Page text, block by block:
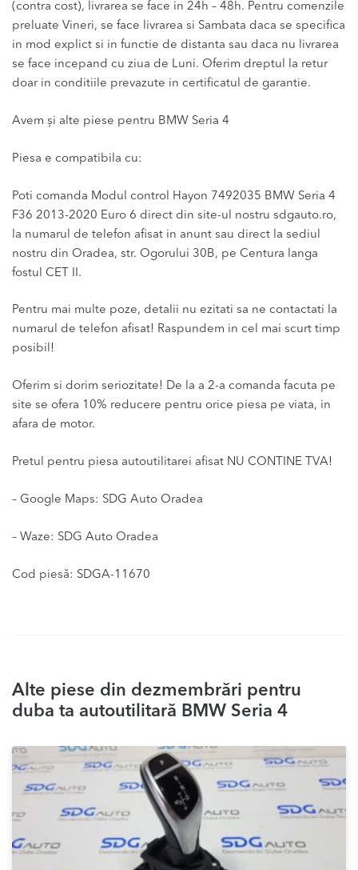
(contra cost), livrarea se face in 24h – 48h. Pentru comenzile
preluate Vineri, se face livrarea si Sambata daca se specifica
in mod explict si in functie de distanta sau daca nu livrarea
se face incepand cu ziua de Luni. Oferim dreptul la retur
doar in conditiile prevazute in certificatul de garantie.
Avem și alte piese pentru BMW Seria 4
Piesa e compatibila cu:
Poti comanda Modul control Hayon 7492035 BMW Seria 4
F36 2013-2020 Euro 6 direct din site-ul nostru sdgauto.ro,
la numarul de telefon afisat in anunt sau direct la sediul
nostru din Oradea, str. Ogorului 30B, pe Centura langa
fostul CET II.
Pentru mai multe poze, detalii nu ezitati sa ne contactati la
numarul de telefon afisat! Raspundem in cel mai scurt timp
posibil!
Oferim si dorim seriozitate! De la a 2-a comanda facuta pe
site se ofera 10% reducere pentru orice piesa pe viata, in
afara de motor.
Pretul pentru piesa autoutilitarei afisat NU CONTINE TVA!
– Google Maps: SDG Auto Oradea
– Waze: SDG Auto Oradea
Cod piesă: SDGA-11670
Alte piese din dezmembrări pentru
duba ta autoutilitară BMW Seria 4